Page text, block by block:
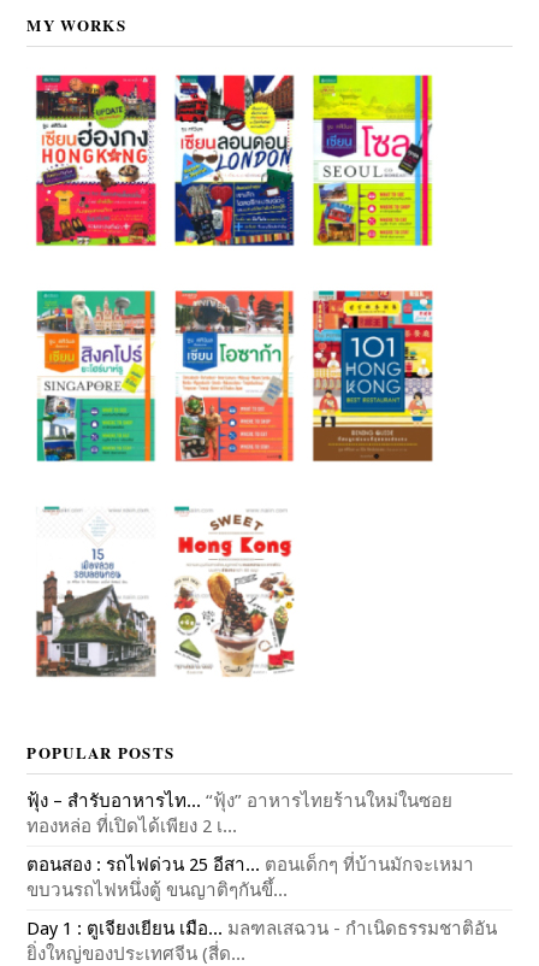
MY WORKS
POPULAR POSTS
ฟุ้ง – สำรับอาหารไท... “ฟุ้ง” อาหารไทยร้านใหม่ในซอย
ทองหล่อ ที่เปิดได้เพียง 2 เ...
ตอนสอง : รถไฟด่วน 25 อีสา... ตอนเด็กๆ ที่บ้านมักจะเหมา
ขบวนรถไฟหนึ่งตู้ ขนญาติๆกันขึ้...
Day 1 : ตูเจียงเยียน เมือ... มลฑลเสฉวน - กำเนิดธรรมชาติอัน
ยิ่งใหญ่ของประเทศจีน (สี่ด...